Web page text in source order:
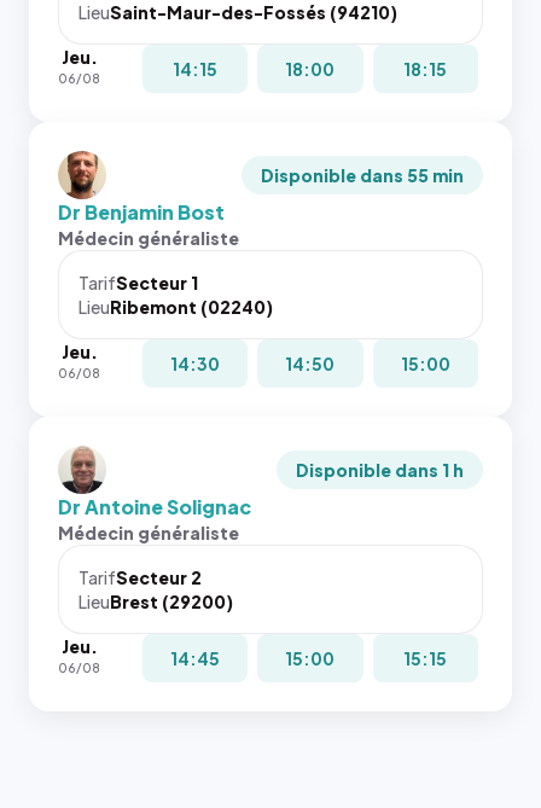
LieuSaint-Maur-des-Fossés (94210)
Jeu.
06/08 14:15 18:00 18:15
Disponible dans 55 min
Dr Benjamin Bost
Médecin généraliste
TarifSecteur 1
LieuRibemont (02240)
Jeu.
06/08 14:30 14:50 15:00
Disponible dans 1 h
Dr Antoine Solignac
Médecin généraliste
TarifSecteur 2
LieuBrest (29200)
Jeu.
06/08 14:45 15:00 15:15